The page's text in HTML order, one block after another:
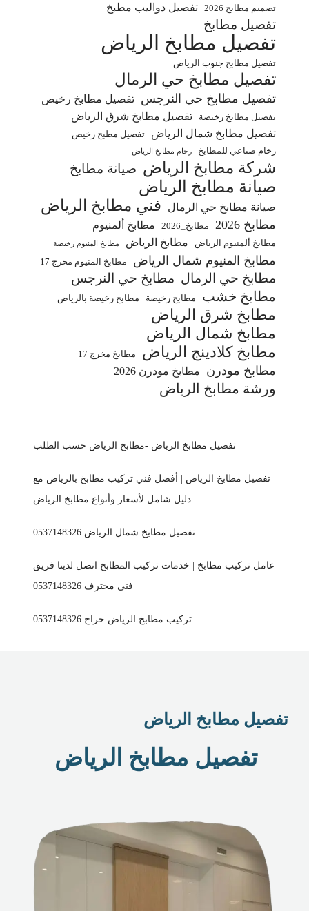
تصميم مطابخ 2026 تفصيل دواليب مطبخ
تفصيل مطابخ
تفصيل مطابخ الرياض
تفصيل مطابخ جنوب الرياض
تفصيل مطابخ حي الرمال
تفصيل مطابخ حي النرجس تفصيل مطابخ رخيص
تفصيل مطابخ رخيصة
تفصيل مطابخ شرق الرياض
تفصيل مطابخ شمال الرياض
تفصيل مطبخ رخيص
رخام صناعي للمطابخ
رخام مطابخ الرياض
شركة مطابخ الرياض صيانة مطابخ
صيانة مطابخ الرياض
صيانة مطابخ حي الرمال فني مطابخ الرياض
مطابخ 2026 مطابخ_2026 مطابخ ألمنيوم
مطابخ ألمنيوم الرياض مطابخ الرياض مطابخ المنيوم رخيصة
مطابخ المنيوم شمال الرياض مطابخ المنيوم مخرج 17
مطابخ حي الرمال مطابخ حي النرجس
مطابخ خشب مطابخ رخيصة مطابخ رخيصة بالرياض
مطابخ شرق الرياض
مطابخ شمال الرياض
مطابخ كلادينج الرياض
مطابخ مخرج 17
مطابخ مودرن مطابخ مودرن 2026
ورشة مطابخ الرياض
تفصيل مطابخ الرياض -مطابخ الرياض حسب الطلب
تفصيل مطابخ الرياض | أفضل فني تركيب مطابخ بالرياض مع
دليل شامل لأسعار وأنواع مطابخ الرياض
تفصيل مطابخ شمال الرياض 0537148326
عامل تركيب مطابخ | خدمات تركيب المطابخ اتصل لدينا فريق
فني محترف 0537148326
تركيب مطابخ الرياض حراج 0537148326
تفصيل مطابخ الرياض
تفصيل مطابخ الرياض